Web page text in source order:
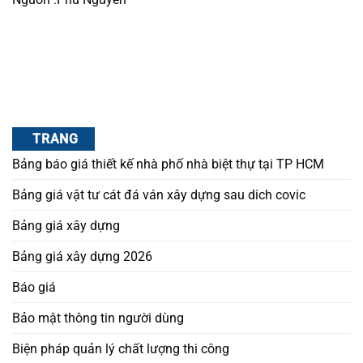
TRANG
Bảng báo giá thiết kế nhà phố nhà biệt thự tại TP HCM
Bảng giá vật tư cát đá ván xây dựng sau dich covic
Bảng giá xây dựng
Bảng giá xây dựng 2026
Báo giá
Bảo mật thông tin người dùng
Biện pháp quản lý chất lượng thi công